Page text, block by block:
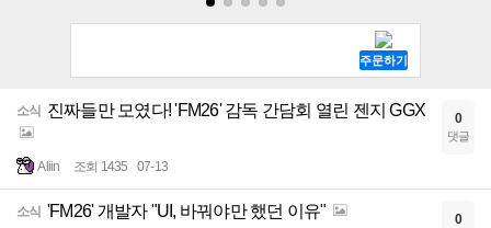
소식 진짜들만 모였다! 'FM26' 감독 간담회 열린 젠지 GGX
Aliin 조회 1435 07-13
0
댓글
소식 'FM26' 개발자 "UI, 바꿔야만 했던 이유" 0